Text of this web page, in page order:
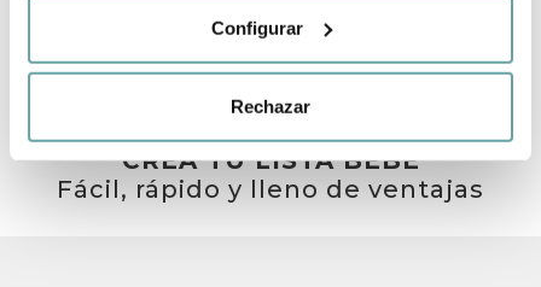
Configurar
Rechazar
CREA TU LISTA BEBÉ
Fácil, rápido y lleno de ventajas